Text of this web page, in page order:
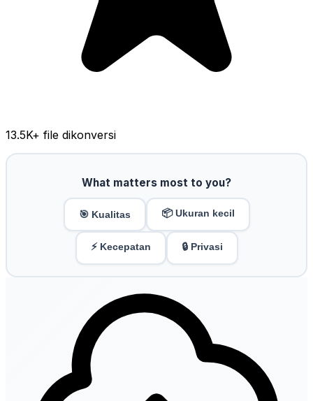
13.5K+ file dikonversi
What matters most to you?
🎯 Kualitas 📦 Ukuran kecil
⚡ Kecepatan 🔒 Privasi